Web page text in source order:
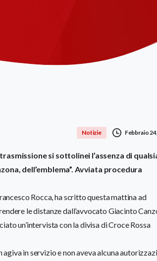
Notizie Febbraio
si sottolinei l’assenza di
dell’emblema”. Avviata procedura
Rocca, ha scritto questa mattina ad
le distanze dall’avvocato Giacinto
un’intervista con la divisa di Croce Rossa
in servizio e non aveva alcuna